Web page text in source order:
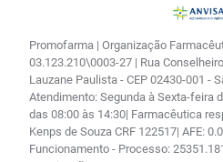
Promofarma | Organização
03.123.210\0003-27 | Rua
Lauzane Paulista - CEP 02430-001 -
Atendimento: Segunda à Sexta-feira
das 08:00 às 14:30| Farmacêutica
Kenps de Souza CRF 122517| AFE:
Funcionamento - Processo: